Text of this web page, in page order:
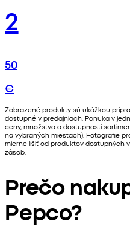
2
50
€
Zobrazené produkty sú ukážkou
dostupné v predajniach. Ponuka v
ceny, množstva a dostupnosti
na vybraných miestach). Fotografie
mierne líšiť od produktov dostupných
zásob.
Prečo
Pepco?